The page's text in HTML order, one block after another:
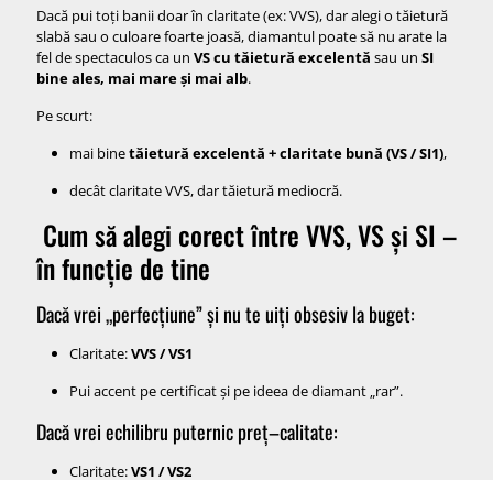
Dacă pui toți banii doar în claritate (ex: VVS), dar alegi o tăietură
slabă sau o culoare foarte joasă, diamantul poate să nu arate la
fel de spectaculos ca un VS cu tăietură excelentă sau un SI
bine ales, mai mare și mai alb.
Pe scurt:
mai binetăietură excelentă + claritate bună (VS / SI1),
decât claritate VVS, dar tăietură mediocră.
Cum să alegi corect între VVS, VS și SI –
în funcție de tine
Dacă vrei „perfecțiune” și nu te uiți obsesiv la buget:
Claritate:VVS / VS1
Pui accent pe certificat și pe ideea de diamant „rar”.
Dacă vrei echilibru puternic preț–calitate:
Claritate:VS1 / VS2